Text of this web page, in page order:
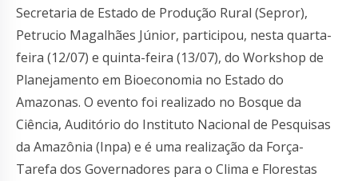
Secretaria de Estado de Produção Rural (Sepror),
Petrucio Magalhães Júnior, participou, nesta quarta-
feira (12/07) e quinta-feira (13/07), do Workshop de
Planejamento em Bioeconomia no Estado do
Amazonas. O evento foi realizado no Bosque da
Ciência, Auditório do Instituto Nacional de Pesquisas
da Amazônia (Inpa) e é uma realização da Força-
Tarefa dos Governadores para o Clima e Florestas